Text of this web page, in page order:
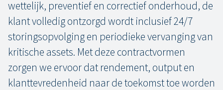
wettelijk, preventief en correctief onderhoud, de
klant volledig ontzorgd wordt inclusief 24/7
storingsopvolging en periodieke vervanging van
kritische assets. Met deze contractvormen
zorgen we ervoor dat rendement, output en
klanttevredenheid naar de toekomst toe worden